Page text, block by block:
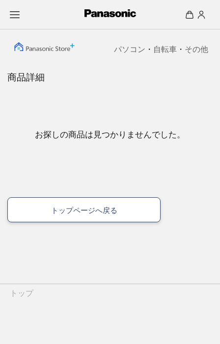
パソコン ・ 自転車 ・ その他
商品詳細
お探しの商品は見つかりませんでした。
トップページへ戻る
トップ